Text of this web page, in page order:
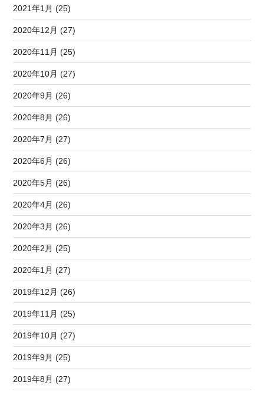
2021年1月 (25)
2020年12月 (27)
2020年11月 (25)
2020年10月 (27)
2020年9月 (26)
2020年8月 (26)
2020年7月 (27)
2020年6月 (26)
2020年5月 (26)
2020年4月 (26)
2020年3月 (26)
2020年2月 (25)
2020年1月 (27)
2019年12月 (26)
2019年11月 (25)
2019年10月 (27)
2019年9月 (25)
2019年8月 (27)